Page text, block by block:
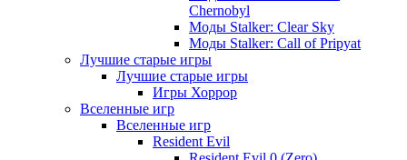
Chernobyl
Моды Stalker: Clear Sky
Моды Stalker: Call of Pripyat
Лучшие старые игры
Лучшие старые игры
Игры Хоррор
Вселенные игр
Вселенные игр
Resident Evil